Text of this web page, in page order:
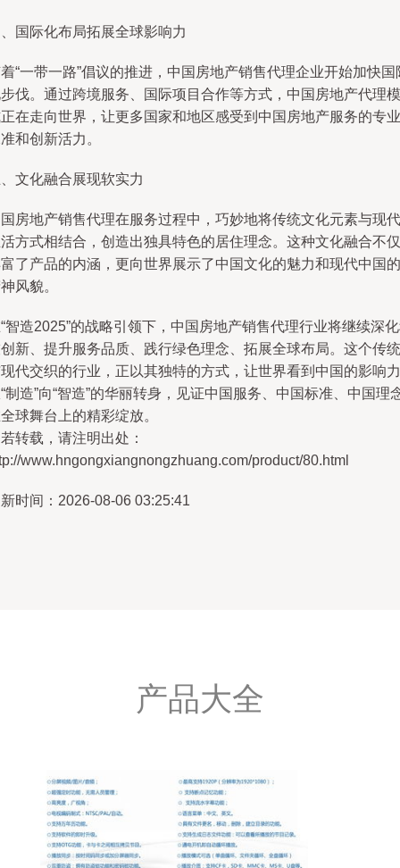
国际化布局拓展全球影响力
“一带一路”倡议的推进，中国房地产销售代理企业开始加快国
伐。通过跨境服务、国际项目合作等方式，中国房地产代理模
在走向世界，让更多国家和地区感受到中国房地产服务的专业
和创新活力。
文化融合展现软实力
房地产销售代理在服务过程中，巧妙地将传统文化元素与现代
方式相结合，创造出独具特色的居住理念。这种文化融合不仅
了产品的内涵，更向世界展示了中国文化的魅力和现代中国的
风貌。
智造2025”的战略引领下，中国房地产销售代理行业将继续深
新、提升服务品质、践行绿色理念、拓展全球布局。这个传统
代交织的行业，正以其独特的方式，让世界看到中国的影响力
制造”向“智造”的华丽转身，见证中国服务、中国标准、中国理
球舞台上的精彩绽放。
转载，请注明出处：
www.hngongxiangnongzhuang.com/product/80.html
时间：2026-08-06 03:25:41
产品大全